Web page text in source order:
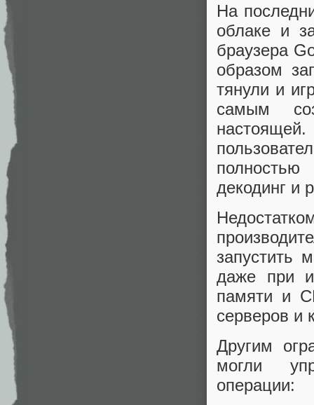
На
облаке и
браузера
образом
тянули и
самым
настоящей.
полностью
декодинг и
запустить
даже при
памяти и
серверов и
Другим
могли
операции: